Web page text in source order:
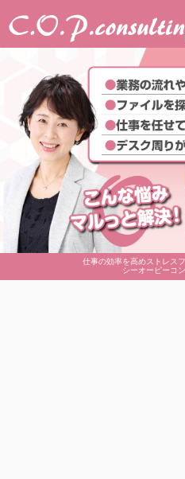
仕事の効率を高めストレス
シーオーピーコ